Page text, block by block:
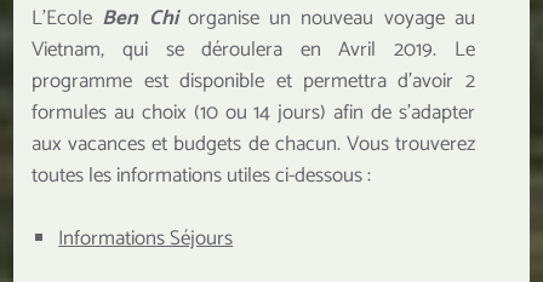
L’Ecole Ben Chi organise un nouveau voyage au
Vietnam, qui se déroulera en Avril 2019. Le
programme est disponible et permettra d’avoir 2
formules au choix (10 ou 14 jours) afin de s’adapter
aux vacances et budgets de chacun. Vous trouverez
toutes les informations utiles ci-dessous :
Informations Séjours